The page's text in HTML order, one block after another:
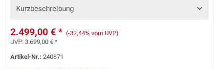
Kurzbeschreibung
2.499,00 € * (-32,44% vom UVP)
UVP:3.699,00 € *
Artikel-Nr.:240871